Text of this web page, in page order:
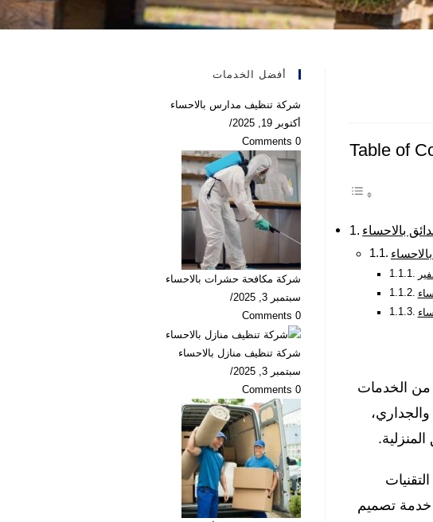
Table of
بالاحساء
من الخدمات
خدمة تصميم
أفضل الخدمات
شركة تنظيف مدارس بالاحساء
أكتوبر 19, 2025
/
0 Comments
شركة مكافحة حشرات بالاحساء
سبتمبر 3, 2025
/
0 Comments
شركة تنظيف منازل بالاحساء
سبتمبر 3, 2025
/
0 Comments